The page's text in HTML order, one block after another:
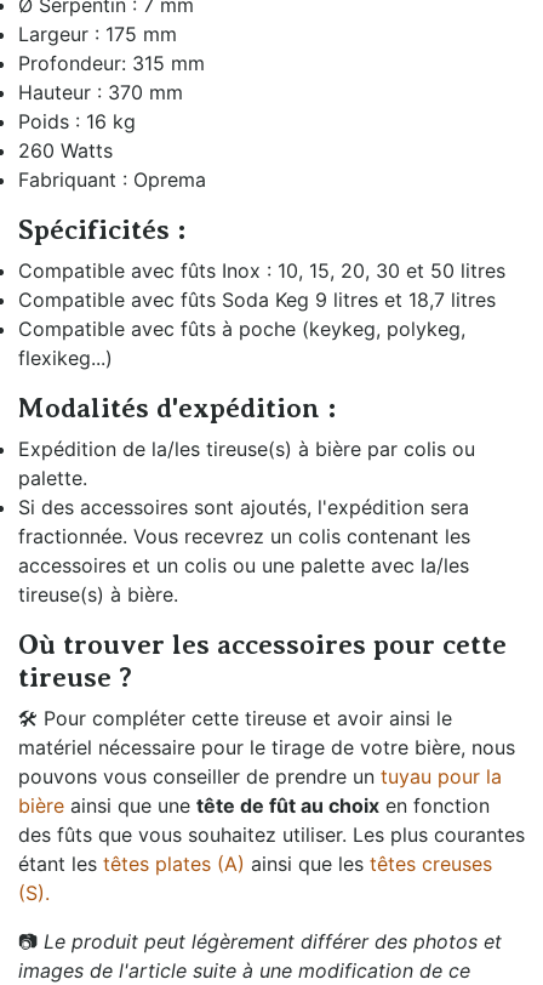
Largeur : 175 mm
Profondeur: 315 mm
Hauteur : 370 mm
Poids : 16 kg
260 Watts
Fabriquant : Oprema
Spécificités :
Compatible avec fûts Inox : 10, 15, 20, 30 et 50 litres
Compatible avec fûts Soda Keg 9 litres et 18,7 litres
Compatible avec fûts à poche (keykeg, polykeg,
flexikeg...)
Modalités d'expédition :
Expédition de la/les tireuse(s) à bière par colis ou
palette.
Si des accessoires sont ajoutés, l'expédition sera
fractionnée. Vous recevrez un colis contenant les
accessoires et un colis ou une palette avec la/les
tireuse(s) à bière.
Où trouver les accessoires pour cette
tireuse ?
🛠️ Pour compléter cette tireuse et avoir ainsi le
matériel nécessaire pour le tirage de votre bière, nous
pouvons vous conseiller de prendre un tuyau pour la
bière ainsi que une tête de fût au choix en fonction
des fûts que vous souhaitez utiliser. Les plus courantes
étant les têtes plates (A) ainsi que les têtes creuses
(S).
📷 Le produit peut légèrement différer des photos et
images de l'article suite à une modification de ce